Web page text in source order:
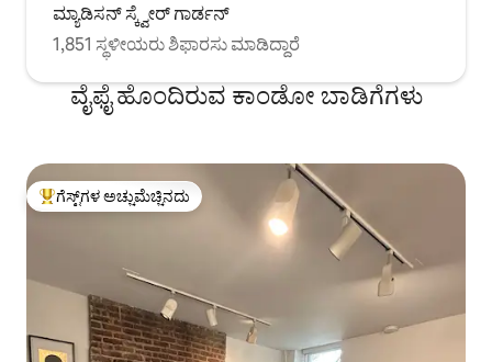
ಮ್ಯಾಡಿಸನ್ ಸ್ಕ್ವೇರ್ ಗಾರ್ಡನ್
1,851 ಸ್ಥಳೀಯರು ಶಿಫಾರಸು ಮಾಡಿದ್ದಾರೆ
ವೈಫೈ ಹೊಂದಿರುವ ಕಾಂಡೋ ಬಾಡಿಗೆಗಳು
ಗೆಸ್ಟ್‌ಗಳಿಗೆ ಅತಿ ಹೆಚ್ಚು ಅಚ್ಚುಮೆಚ್ಚಿನದು
ಗೆಸ್ಟ್‌ಗಳ ಅಚ್ಚುಮೆಚ್ಚಿನದು